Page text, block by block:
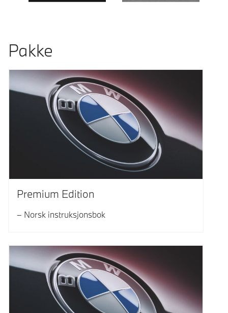
Pakke
Premium Edition
Norsk instruksjonsbok